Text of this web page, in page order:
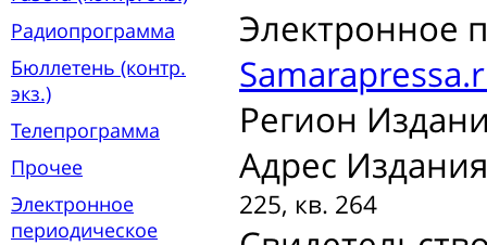
Радиопрограмма
Бюллетень (контр.
экз.)
Телепрограмма
Прочее
Электронное
периодическое
Электронное
Регион
Адрес
225, кв. 264